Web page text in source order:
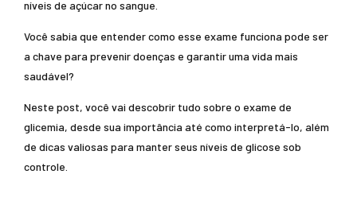
níveis de açúcar no sangue.
Você sabia que entender como esse exame funciona pode ser
a chave para prevenir doenças e garantir uma vida mais
saudável?
Neste post, você vai descobrir tudo sobre o exame de
glicemia, desde sua importância até como interpretá-lo, além
de dicas valiosas para manter seus níveis de glicose sob
controle.